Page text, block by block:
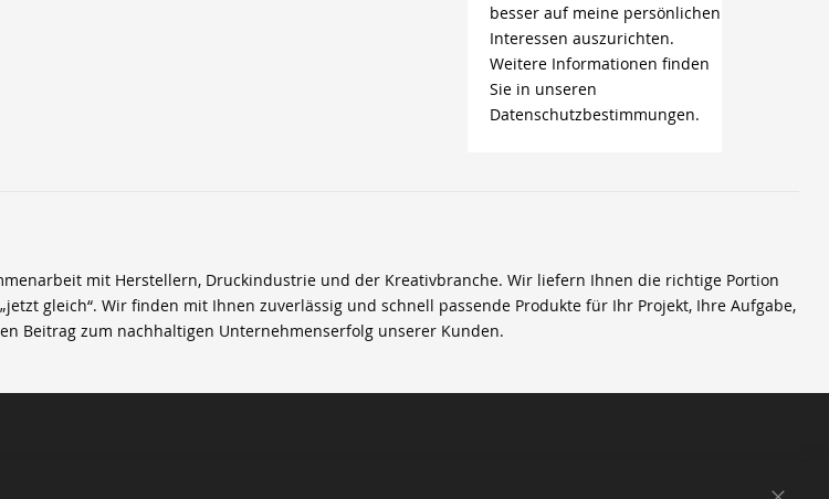
besser auf meine persönlichen
Interessen auszurichten.
Weitere Informationen finden
Sie in unseren
Datenschutzbestimmungen.
mit Herstellern, Druckindustrie und der Kreativbranche. Wir liefern Ihnen die richtige Portion
gleich“. Wir finden mit Ihnen zuverlässig und schnell passende Produkte für Ihr Projekt, Ihre Aufgabe,
Beitrag zum nachhaltigen Unternehmenserfolg unserer Kunden.